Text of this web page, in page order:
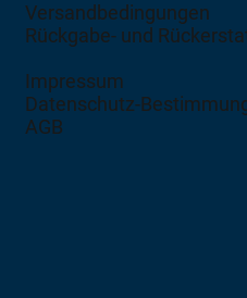
Versandbedingungen
Rückgabe- und
Impressum
Datenschutz-
AGB